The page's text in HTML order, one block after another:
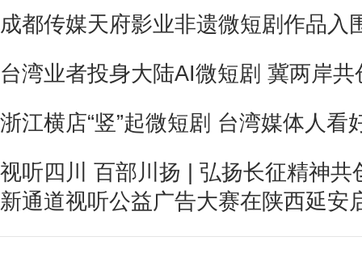
传真机
公示
成都传媒天府影业非遗微短剧作品入
台湾业者投身大陆AI微短剧 冀两岸
浙江横店“竖”起微短剧 台湾媒体人看
视听四川 百部川扬 | 弘扬长征精神
新通道视听公益广告大赛在陕西延安